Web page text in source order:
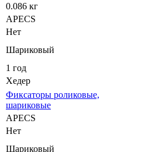
0.086 кг
APECS
Нет
Шариковый
1 год
Хедер
Фиксаторы роликовые,
шариковые
APECS
Нет
Шариковый